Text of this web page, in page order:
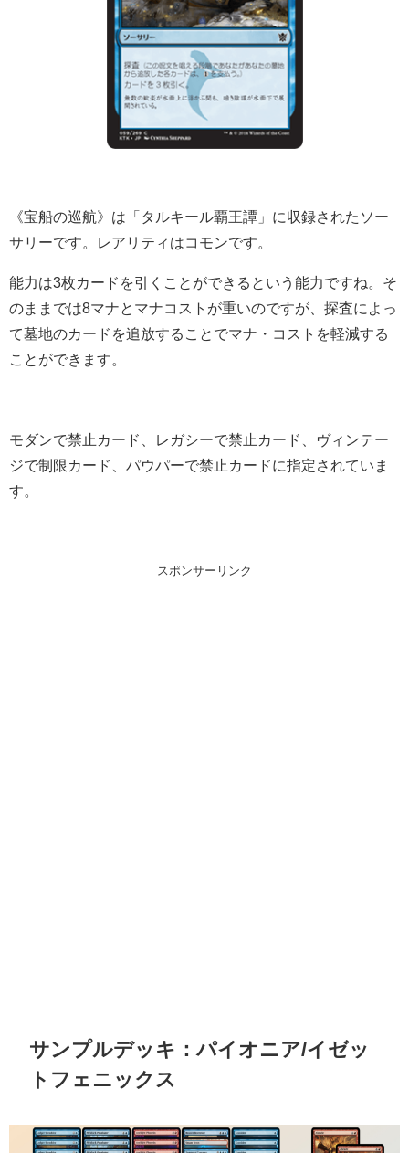
《宝船の巡航》は「タルキール覇王譚」に収録されたソー
サリーです。レアリティはコモンです。
能力は3枚カードを引くことができるという能力ですね。そ
のままでは8マナとマナコストが重いのですが、探査によっ
て墓地のカードを追放することでマナ・コストを軽減する
ことができます。
モダンで禁止カード、レガシーで禁止カード、ヴィンテー
ジで制限カード、パウパーで禁止カードに指定されていま
す。
スポンサーリンク
サンプルデッキ：パイオニア/イゼッ
トフェニックス